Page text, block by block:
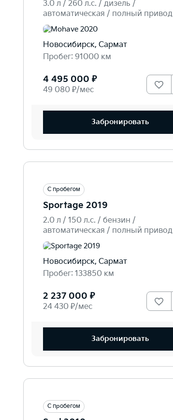
3.0 л / 260 л.c. / дизель /
автоматическая / полный привод
Новосибирск, Сармат
Пробег: 91000 км
4 495 000 ₽
49 080 ₽/мес
Забронировать
С пробегом
Sportage 2019
2.0 л / 150 л.c. / бензин /
автоматическая / полный привод
Новосибирск, Сармат
Пробег: 133850 км
2 237 000 ₽
24 430 ₽/мес
Забронировать
С пробегом